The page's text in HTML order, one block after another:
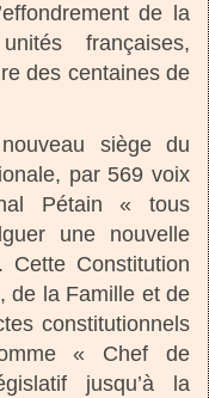
de la
françaises,
des centaines de
siège du
par 569 voix
Pétain « tous
une nouvelle
Cette Constitution
de la Famille et de
constitutionnels
« Chef de
jusqu’à la